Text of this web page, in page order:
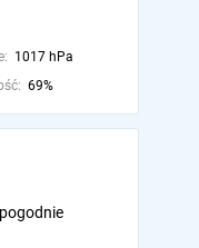
1017 hPa
69%